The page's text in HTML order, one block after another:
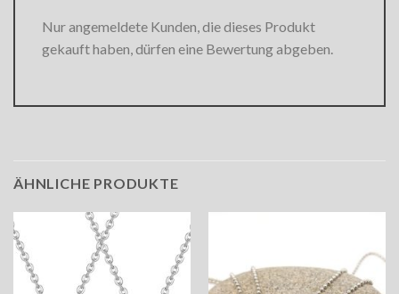
Nur angemeldete Kunden, die dieses Produkt
gekauft haben, dürfen eine Bewertung abgeben.
ÄHNLICHE PRODUKTE